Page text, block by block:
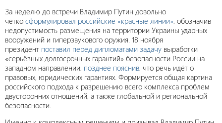
За неделю до встречи Владимир Путин довольно
чётко сформулировал российские «красные линии», обозначив
недопустимость размещения на территории Украины ударных
вооружений и гиперзвукового оружия. 18 ноября
президент поставил перед дипломатами задачу выработки
«серьёзных долгосрочных гарантий» безопасности России на
западном направлении, позднее пояснив, что речь идёт о
правовых, юридических гарантиях. Формируется общая картина
российского подхода к разрешению всего комплекса проблем
двусторонних отношений, а также глобальной и региональной
безопасности.